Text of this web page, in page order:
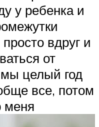
у ребенка и
вдруг и
от
целый год
все, потом
меня